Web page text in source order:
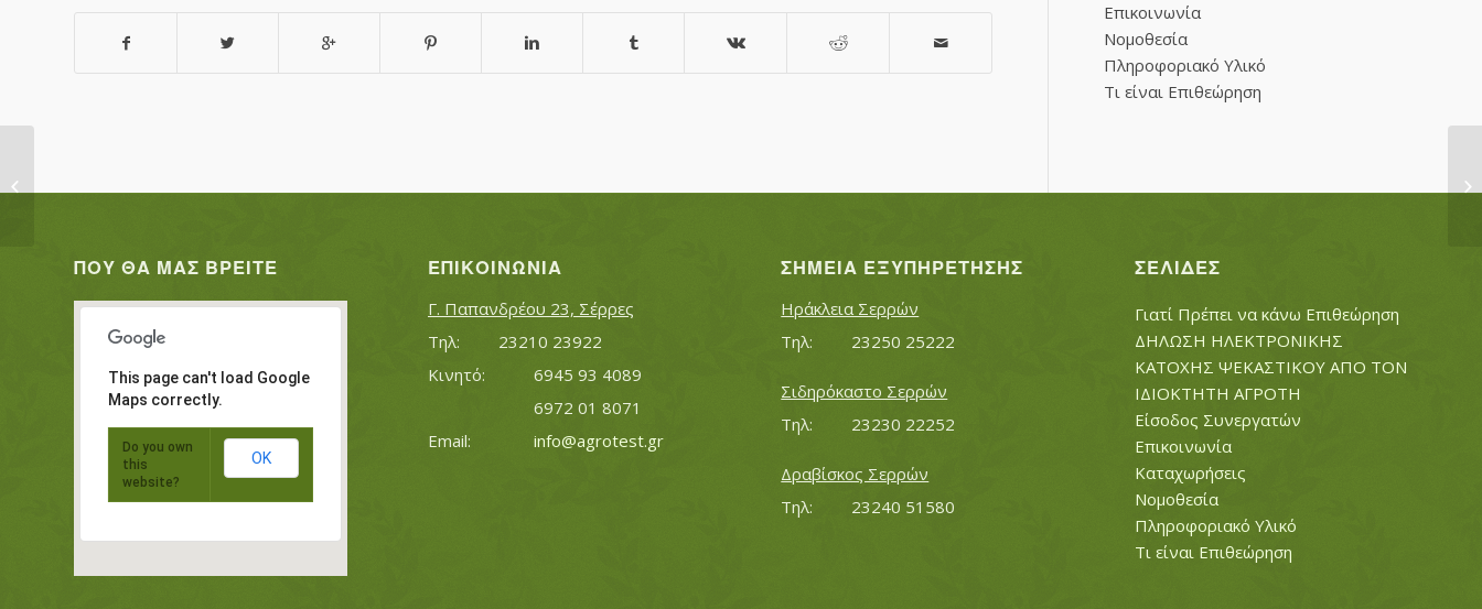
Επικοινωνία
Νομοθεσία
Πληροφοριακό Υλικό
Τι είναι Επιθεώρηση
ΠΟΥ ΘΑ ΜΑΣ ΒΡΕΊΤΕ
This page can't load Google
Maps correctly.
Do you own
this
website?
OK
ΕΠΙΚΟΙΝΩΝΊΑ
Γ. Παπανδρέου 23, Σέρρες
Τηλ:		23210 23922
Κινητό:		6945 93 4089
			6972 01 8071
info@agrotest.gr
ΣΗΜΕΊΑ ΕΞΥΠΗΡΈΤΗΣΗΣ
Ηράκλεια Σερρών
Τηλ:		23250 25222
Σιδηρόκαστο Σερρών
Τηλ:		23230 22252
Δραβίσκος Σερρών
Τηλ:		23240 51580
ΣΕΛΊΔΕΣ
Γιατί Πρέπει να κάνω Επιθεώρηση
ΔΗΛΩΣΗ ΗΛΕΚΤΡΟΝΙΚΗΣ
ΚΑΤΟΧΗΣ ΨΕΚΑΣΤΙΚΟΥ ΑΠΟ ΤΟΝ
ΙΔΙΟΚΤΗΤΗ ΑΓΡΟΤΗ
Είσοδος Συνεργατών
Επικοινωνία
Καταχωρήσεις
Νομοθεσία
Πληροφοριακό Υλικό
Τι είναι Επιθεώρηση